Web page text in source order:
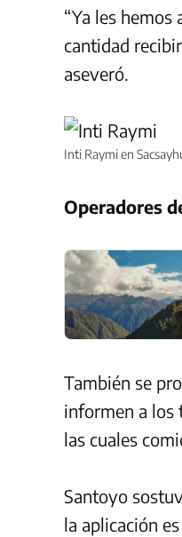
“Ya les
cantidad
aseveró.
Inti Raymi en
Operadores
También se
informen a los
las cuales
Santoyo
la aplicación